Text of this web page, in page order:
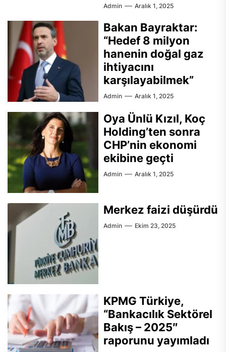
Admin Aralık 1, 2025
Bakan Bayraktar:
“Hedef 8 milyon
hanenin doğal gaz
ihtiyacını
karşılayabilmek”
Admin Aralık 1, 2025
Oya Ünlü Kızıl, Koç
Holding’ten sonra
CHP’nin ekonomi
ekibine geçti
Admin Aralık 1, 2025
Merkez faizi düşürdü
Admin Ekim 23, 2025
KPMG Türkiye,
“Bankacılık Sektörel
Bakış – 2025″
raporunu yayımladı